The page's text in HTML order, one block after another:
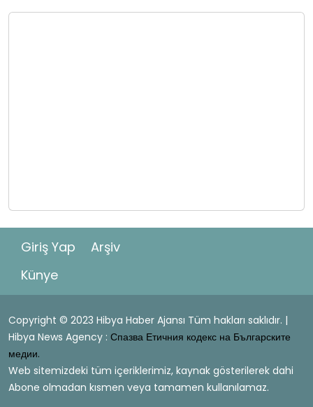
Giriş Yap
Arşiv
Künye
Copyright © 2023 Hibya Haber Ajansı Tüm hakları saklıdır. |
Hibya News Agency : Спазва Етичния кодекс на Българските
медии.
Web sitemizdeki tüm içeriklerimiz, kaynak gösterilerek dahi
Abone olmadan kısmen veya tamamen kullanılamaz.